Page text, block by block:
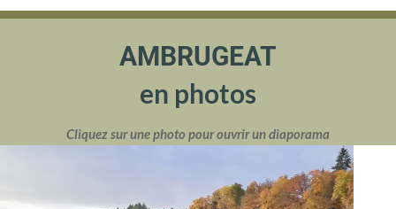
AMBRUGEAT
en photos
Cliquez sur une photo pour ouvrir un diaporama